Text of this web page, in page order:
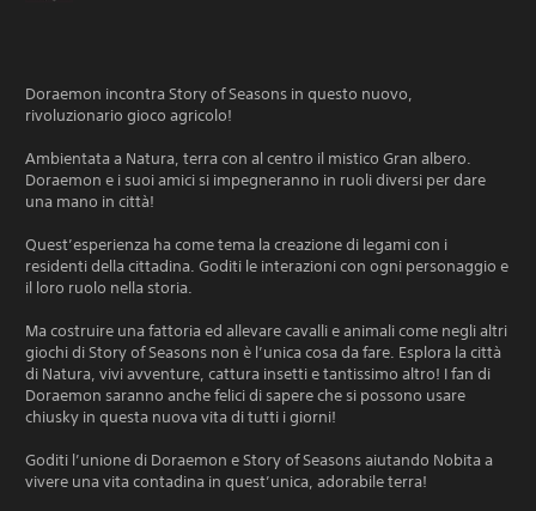
Doraemon incontra Story of Seasons in questo nuovo,
rivoluzionario gioco agricolo!
Ambientata a Natura, terra con al centro il mistico Gran albero.
Doraemon e i suoi amici si impegneranno in ruoli diversi per dare
una mano in città!
Quest’esperienza ha come tema la creazione di legami con i
residenti della cittadina. Goditi le interazioni con ogni personaggio e
il loro ruolo nella storia.
Ma costruire una fattoria ed allevare cavalli e animali come negli altri
giochi di Story of Seasons non è l’unica cosa da fare. Esplora la città
di Natura, vivi avventure, cattura insetti e tantissimo altro! I fan di
Doraemon saranno anche felici di sapere che si possono usare
chiusky in questa nuova vita di tutti i giorni!
Goditi l’unione di Doraemon e Story of Seasons aiutando Nobita a
vivere una vita contadina in quest’unica, adorabile terra!